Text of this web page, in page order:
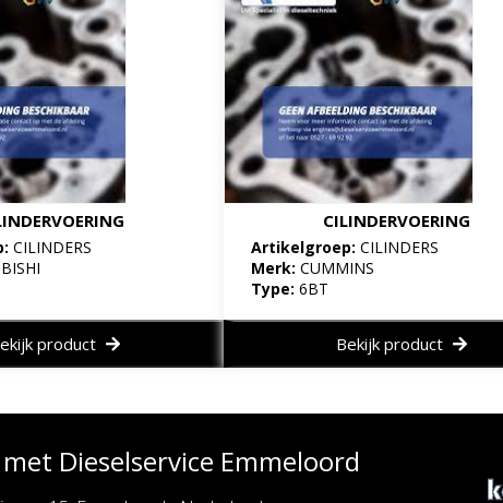
CILINDERS
product
CILINDERVOERING
Artikelgroep:CILINDERS
Merk:CUMMINS
Type: 6BT
Bekijk product
Dieselservice Emmeloord